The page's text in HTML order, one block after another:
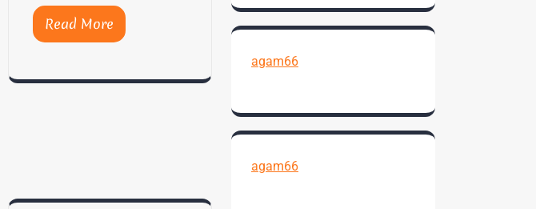
Read More
agam66
agam66